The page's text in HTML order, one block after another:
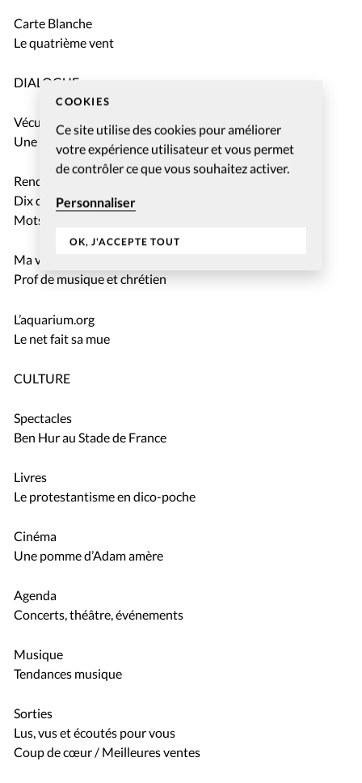
COOKIES
Ce site utilise des cookies pour améliorer
votre expérience utilisateur et vous permet
de contrôler ce que vous souhaitez activer.
Personnaliser
OK, J'ACCEPTE TOUT
Carte Blanche
Le quatrième vent
DIALOGUE
Vécu
Une auberge sur un plateau d’agent
Rendez-vous
Dix questions personnelles à Estelle Martin
Mots fléchés
Ma vocation
Prof de musique et chrétien
L’aquarium.org
Le net fait sa mue
CULTURE
Spectacles
Ben Hur au Stade de France
Livres
Le protestantisme en dico-poche
Cinéma
Une pomme d’Adam amère
Agenda
Concerts, théâtre, événements
Musique
Tendances musique
Sorties
Lus, vus et écoutés pour vous
Coup de cœur / Meilleures ventes